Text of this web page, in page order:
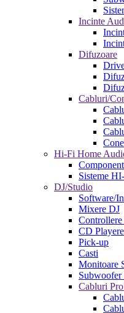
Incinte
Difuzoare
Cabluri/
Hi-Fi Home
Sisteme
DJ/Studio
Software/
Mixere DJ
CD Playere
Pick-up
Casti
Monitoare
Subwoofer
Cabluri